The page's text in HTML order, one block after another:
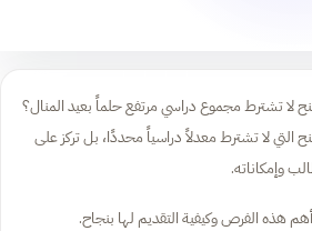
لا تشترط مجموع دراسي مرتفع حلماً بعيد المنال؟
التي لا تشترط معدلاً دراسياً محددًا، بل تركز على
وإمكاناته.
الفرص وكيفية التقديم لها بنجاح.